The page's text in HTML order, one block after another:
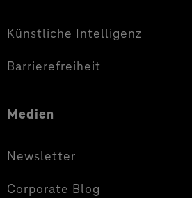
Künstliche Intelligenz
Barrierefreiheit
Medien
Newsletter
Corporate Blog